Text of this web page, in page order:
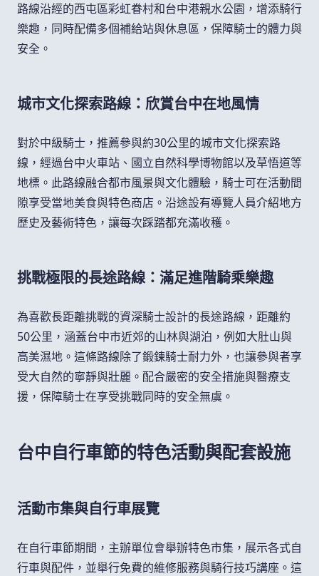
路線沿經的西屯區彩虹眷村和台中港親水公園，增添騎行
樂趣，同時配備多個補給站與休息區，保障騎士的體力與
安全。
城市文化探索路線：欣賞台中在地風情
對於中級騎士，推薦參與約30公里的城市文化探索路
線，經過台中火車站、國立自然科學博物館以及草悟道等
地標。此路線融合都市風景與文化體驗，騎士可在活動間
隙享受當地美食與特色商店。沿途設有導覽人員介紹地方
歷史及藝術特色，讓每次踩踏都充滿收穫。
挑戰極限的長途路線：滿足進階騎乘樂趣
為喜歡長距離挑戰的資深騎士設計的長途路線，距離約
50公里，涵蓋台中市近郊的山林與湖泊，例如大肚山與
高美濕地。這條路線除了鍛鍊騎士耐力外，也讓參與者享
受大自然的寧靜與壯麗。配合嚴密的安全措施與醫療支
援，保障騎士在享受挑戰同時的安全無虞。
台中自行車節的特色活動與配套設施
活動市集與自行車展覽
在自行車節期間，主辦單位會舉辦特色市集，展示各式自
行車與配件，並舉行免費的維修服務與騎行技巧講座。這